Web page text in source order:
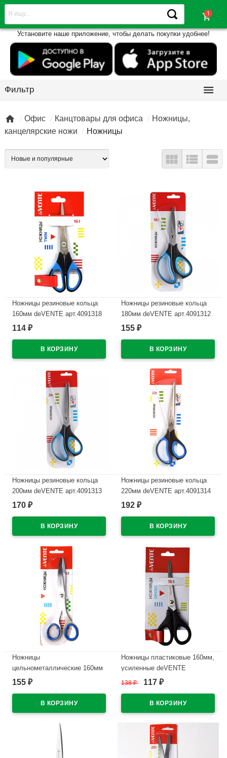
shopping_cart
Установите наше приложение, чтобы делать покупки удобнее!
Фильтр 
 Офис Канцтовары для офиса
Ножницы,
канцелярские ножи
Ножницы
  
Ножницы резиновые кольца
160мм deVENTE арт.4091318
В наличии
114 ₽
Ножницы резиновые кольца
180мм deVENTE арт.4091312
В наличии
155 ₽
Ножницы резиновые кольца
200мм deVENTE арт.4091313
В наличии
170 ₽
Ножницы резиновые кольца
220мм deVENTE арт.4091314
В наличии
192 ₽
Ножницы
цельнометаллические 160мм
deVENTE прорезиненные
155 ₽
Ножницы пластиковые 160мм,
усиленные deVENTE
арт.4091703 (Ст.)
138₽ 117 ₽